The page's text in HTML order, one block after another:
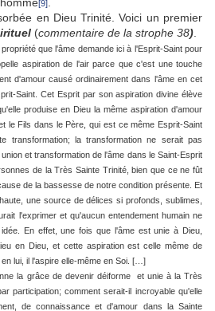
[9]
en Dieu Trinité. Voici un premier
(commentaire de la strophe 38)
que l'âme demande ici à l'Esprit-Saint pour
aspiration de l'air parce que c'est une touche
d'amour causé ordinairement dans l'âme en cet
Saint. Cet Esprit par son aspiration divine élève
produise en Dieu la même aspiration d'amour
le Fils dans le Père, qui est ce même Esprit-Saint
transformation; la transformation ne serait pas
et transformation de l'âme dans le Saint-Esprit
de la Très Sainte Trinité, bien que ce ne fût
de la bassesse de notre condition présente. Et
une source de délices si profonds, sublimes,
l'exprimer et qu'aucun entendement humain ne
En effet, une fois que l'âme est unie à Dieu,
en Dieu, et cette aspiration est celle même de
lui, il l'aspire elle-même en Soi. […]
la grâce de devenir déiforme et unie à la Très
participation; comment serait-il incroyable qu'elle
de connaissance et d'amour dans la Sainte